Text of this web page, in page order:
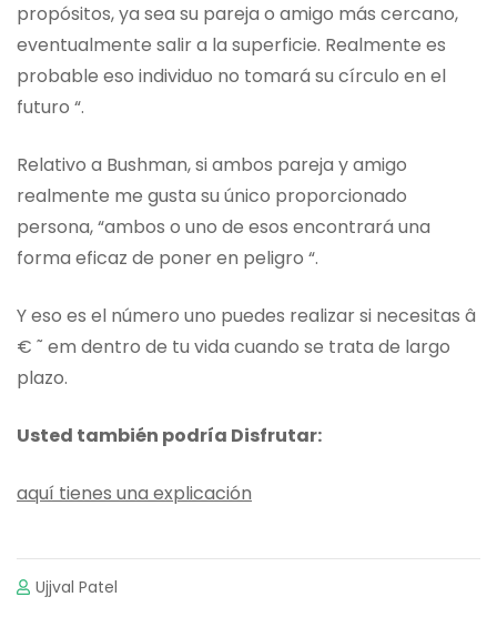
propósitos, ya sea su pareja o amigo más cercano,
eventualmente salir a la superficie. Realmente es
probable eso individuo no tomará su círculo en el
futuro “.
Relativo a Bushman, si ambos pareja y amigo
realmente me gusta su único proporcionado
persona, “ambos o uno de esos encontrará una
forma eficaz de poner en peligro “.
Y eso es el número uno puedes realizar si necesitas â
€ ˜ em dentro de tu vida cuando se trata de largo
plazo.
Usted también podría Disfrutar:
aquí tienes una explicación
Ujjval Patel